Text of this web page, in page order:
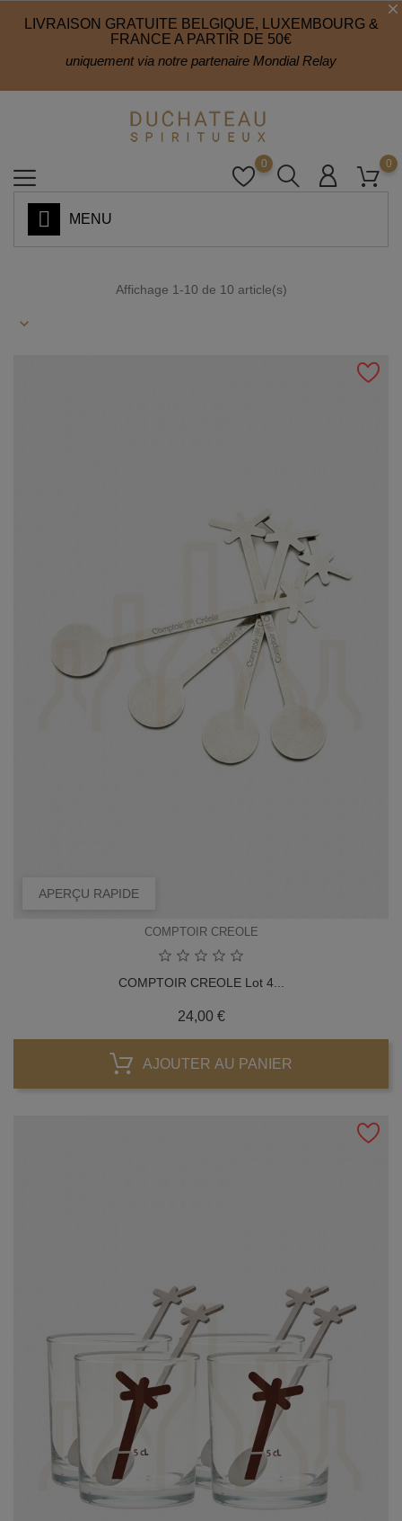
LIVRAISON GRATUITE BELGIQUE, LUXEMBOURG &
FRANCE A PARTIR DE 50€
uniquement via notre partenaire Mondial Relay
0
0
MENU
Affichage 1-10 de 10 article(s)
APERÇU RAPIDE
COMPTOIR CREOLE
COMPTOIR CREOLE Lot 4...
24,00 €Prix
AJOUTER AU PANIER